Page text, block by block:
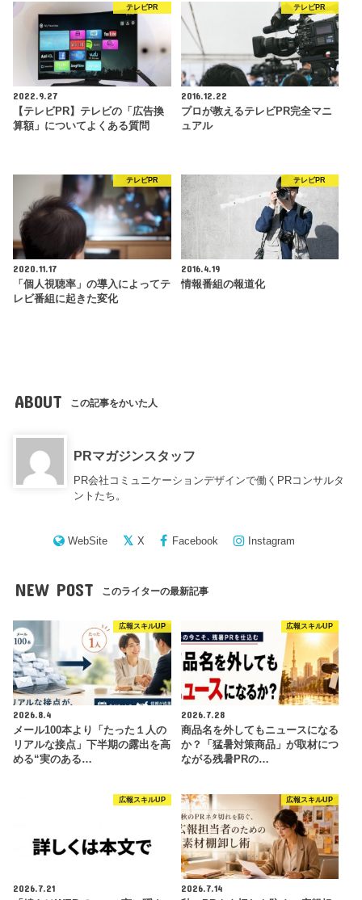
テレビPR
2022.9.27
【テレビPR】テレビの「広告換
算額」についてよくある質問
テレビPR
2016.12.22
プロが教えるテレビPR完全マニ
ュアル
テレビPR
2020.11.17
「個人視聴率」の導入によってテ
レビ番組に起きた変化
テレビPR
2016.4.19
情報番組の報道化
ABOUT この記事をかいた人
PRマガジンスタッフ
PR会社コミュニケーションデザインで働くPRコンサルタ
ントたち。
WebSite X Facebook Instagram
NEW POST このライターの最新記事
広報スキルUP
2026.8.4
メール100本より「たった１人の
リアルな接点」下半期の露出を高
める“実のある…
広報スキルUP
2026.7.28
商品名を外してもニュースになる
か？「猛暑対策商品」が取材につ
ながる残暑PRの…
広報スキルUP
2026.7.21
広報スキルUP
2026.7.14